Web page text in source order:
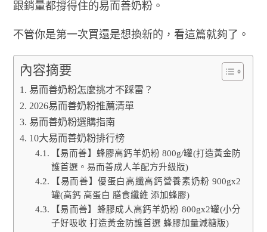
跟銷量都撐得住的易而善奶粉。
不管你是第一次買還是想換新的，看這篇就夠了。
內容摘要
易而善奶粉怎麼挑才不踩雷？
2026易而善奶粉推薦清單
易而善奶粉選購指南
10大易而善奶粉排行榜
【易而善】蜂膠高鈣羊奶粉 800g/罐(打造黃金防
護首選。易而善成人羊配方升級版)
【易而善】優蛋白高纖高鈣營養素奶粉 900gx2
罐(高鈣 高蛋白 膳食纖維 添加蜂膠)
【易而善】蜂膠成人高鈣羊奶粉 800gx2罐(小分
子好吸收 打造黃金防護首選 蜂膠加量減糖版)